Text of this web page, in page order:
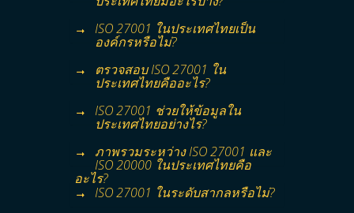
ISO 27001 ในประเทศไทยเป็น
องค์กรหรือไม่?
ตรวจสอบ ISO 27001 ใน
ประเทศไทยคืออะไร?
ISO 27001 ช่วยให้ข้อมูลใน
ประเทศไทยอย่างไร?
ภาพรวมระหว่าง ISO 27001 และ
ISO 20000 ในประเทศไทยคือ
อะไร?
ISO 27001 ในระดับสากลหรือไม่?